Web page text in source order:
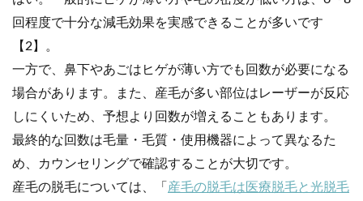
回程度で十分な減毛効果を実感できることが多いです
【2】。
一方で、鼻下やあごはヒゲが薄い方でも回数が必要になる
場合があります。また、産毛が多い部位はレーザーが反応
しにくいため、予想より回数が増えることもあります。
最終的な回数は毛量・毛質・使用機器によって異なるた
め、カウンセリングで確認することが大切です。
産毛の脱毛については、「 産毛の脱毛は医療脱毛と光脱毛